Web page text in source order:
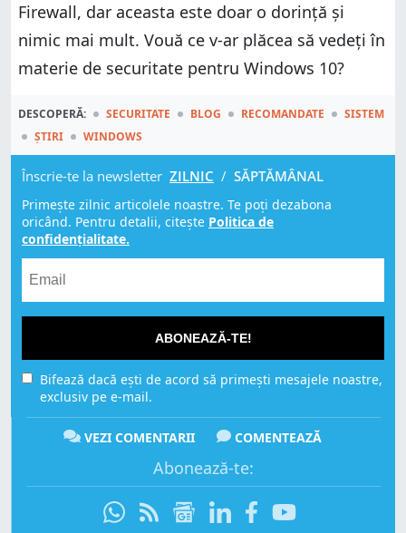
Firewall, dar aceasta este doar o dorință și
nimic mai mult. Vouă ce v-ar plăcea să vedeți în
materie de securitate pentru Windows 10?
DESCOPERĂ: SECURITATE BLOG RECOMANDATE
SISTEM
ȘTIRI
WINDOWS
Înscrie-te la newsletter ZILNIC / SĂPTĂMÂNAL
Primește zilnic articolele noastre. Te poți dezabona
oricând. Pentru detalii, citește Politica de
confidențialitate.
ABONEAZĂ-TE!
Bifează dacă ești de acord să primești mesajele noastre,
exclusiv pe e-mail.
VEZI COMENTARII COMENTEAZĂ
Abonează-te: